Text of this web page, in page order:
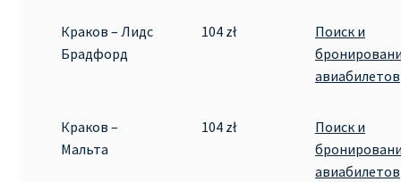
Краков – Лидс
Брадфорд
104 zł
Поиск и
авиабилетов
Краков –
Мальта
104 zł
Поиск и
авиабилетов